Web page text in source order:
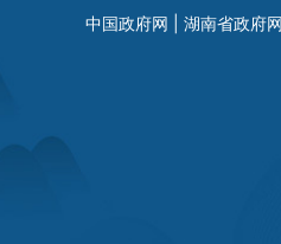
中国政府网 湖南省政府网